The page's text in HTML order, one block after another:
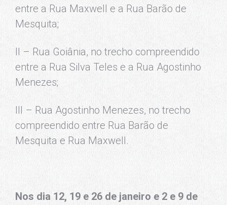
entre a Rua Maxwell e a Rua Barão de
Mesquita;
II – Rua Goiânia, no trecho compreendido
entre a Rua Silva Teles e a Rua Agostinho
Menezes;
III – Rua Agostinho Menezes, no trecho
compreendido entre Rua Barão de
Mesquita e Rua Maxwell.
Nos dia 12, 19 e 26 de janeiro e 2 e 9 de